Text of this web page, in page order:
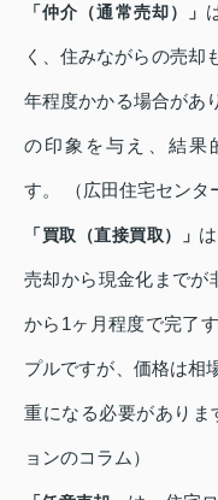
「仲介（通常売却）」
く、住みながらの売却
年程度かかる場合があ
の印象を与え、結果
す。 （広田住宅センタ
「買取（直接買取）」
売却から現金化までが
から1ヶ月程度で完了
プルですが、価格は相
重になる必要があり
ョンのコラム）